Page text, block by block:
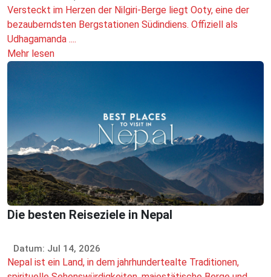
Versteckt im Herzen der Nilgiri-Berge liegt Ooty, eine der
bezauberndsten Bergstationen Südindiens. Offiziell als
Udhagamanda ....
Mehr lesen
Die besten Reiseziele in Nepal
Datum: Jul 14, 2026
Nepal ist ein Land, in dem jahrhundertealte Traditionen,